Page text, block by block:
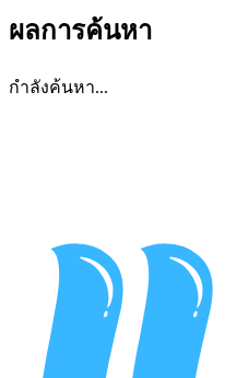
ผลการค้นหา
กำลังค้นหา...